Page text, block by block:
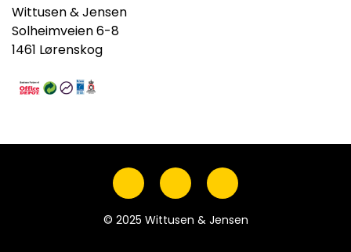
Wittusen & Jensen
Solheimveien 6-8
1461 Lørenskog
© 2025 Wittusen & Jensen